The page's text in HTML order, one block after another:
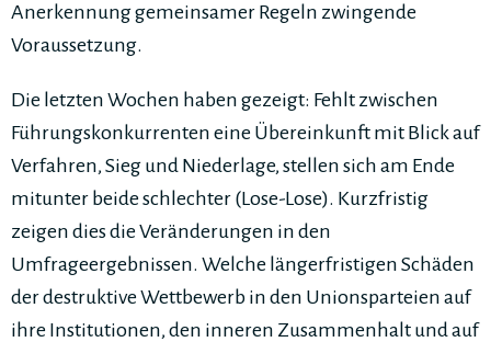
Anerkennung gemeinsamer Regeln zwingende
Voraussetzung.
Die letzten Wochen haben gezeigt: Fehlt zwischen
Führungskonkurrenten eine Übereinkunft mit Blick auf
Verfahren, Sieg und Niederlage, stellen sich am Ende
mitunter beide schlechter (Lose-Lose). Kurzfristig
zeigen dies die Veränderungen in den
Umfrageergebnissen. Welche längerfristigen Schäden
der destruktive Wettbewerb in den Unionsparteien auf
ihre Institutionen, den inneren Zusammenhalt und auf